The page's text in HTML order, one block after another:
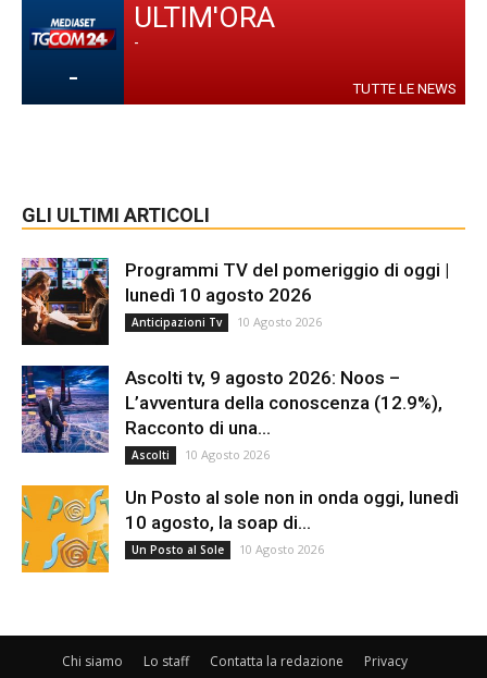
-
ULTIM'ORA
-
TUTTE LE NEWS
GLI ULTIMI ARTICOLI
Programmi TV del pomeriggio di oggi |
lunedì 10 agosto 2026
Anticipazioni Tv 10 Agosto 2026
Ascolti tv, 9 agosto 2026: Noos –
L’avventura della conoscenza (12.9%),
Racconto di una...
Ascolti 10 Agosto 2026
Un Posto al sole non in onda oggi, lunedì
10 agosto, la soap di...
Un Posto al Sole 10 Agosto 2026
Chi siamo Lo staff Contatta la redazione
Privacy